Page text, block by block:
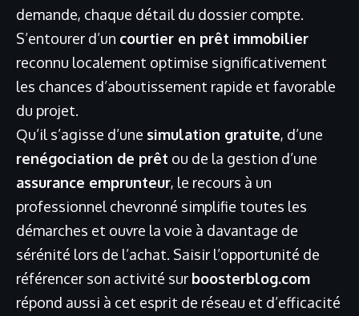
demande, chaque détail du dossier compte.
S’entourer d’un courtier en prêt immobilier
reconnu localement optimise significativement
les chances d’aboutissement rapide et favorable
du projet.
Qu’il s’agisse d’une simulation gratuite, d’une
renégociation de prêt ou de la gestion d’une
assurance emprunteur, le recours à un
professionnel chevronné simplifie toutes les
démarches et ouvre la voie à davantage de
sérénité lors de l’achat. Saisir l’opportunité de
référencer son activité sur boosterblog.com
répond aussi à cet esprit de réseau et d’efficacité